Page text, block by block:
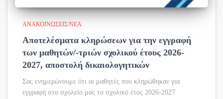
ΑΝΑΚΟΙΝΏΣΕΙΣ/ΝΈΑ
Αποτελέσματα κληρώσεων για την εγγραφή
των μαθητών/-τριών σχολικού έτους 2026-
2027, αποστολή δικαιολογητικών
Σας ενημερώνουμε ότι οι μαθητές που κληρώθηκαν για
εγγραφή στο σχολείο μας το σχολικό έτος 2026-2027